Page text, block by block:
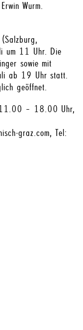
Wurm.
um 11 Uhr. Die
sowie mit
ab 19 Uhr statt.
geöffnet.
11.00 – 18.00 Uhr,
graz.com, Tel: